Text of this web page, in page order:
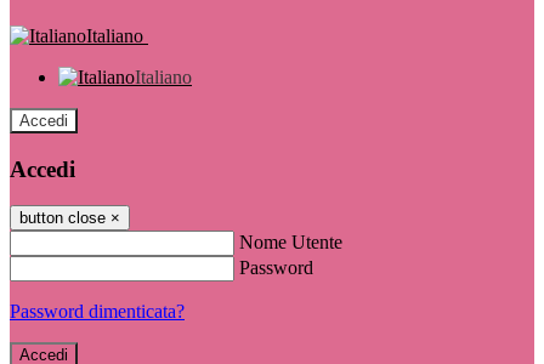
Italiano
Italiano
Accedi
Accedi
button close ×
Nome Utente
Password
Password dimenticata?